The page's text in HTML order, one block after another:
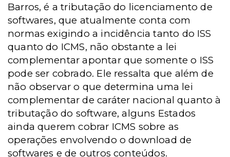
Barros, é a tributação do licenciamento de
softwares, que atualmente conta com
normas exigindo a incidência tanto do ISS
quanto do ICMS, não obstante a lei
complementar apontar que somente o ISS
pode ser cobrado. Ele ressalta que além de
não observar o que determina uma lei
complementar de caráter nacional quanto à
tributação do software, alguns Estados
ainda querem cobrar ICMS sobre as
operações envolvendo o download de
softwares e de outros conteúdos.